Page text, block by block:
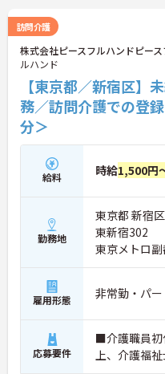
訪問介護
株式会社ピースフルハンドピー
ルハンド
【東京都／新宿区】
務／訪問介護での登
分＞
給料 時給1,500円
勤務地
東京都 新宿
東新宿302
東京メトロ
雇用形態 非常勤・パ
応募要件
■介護職員初
上、介護福